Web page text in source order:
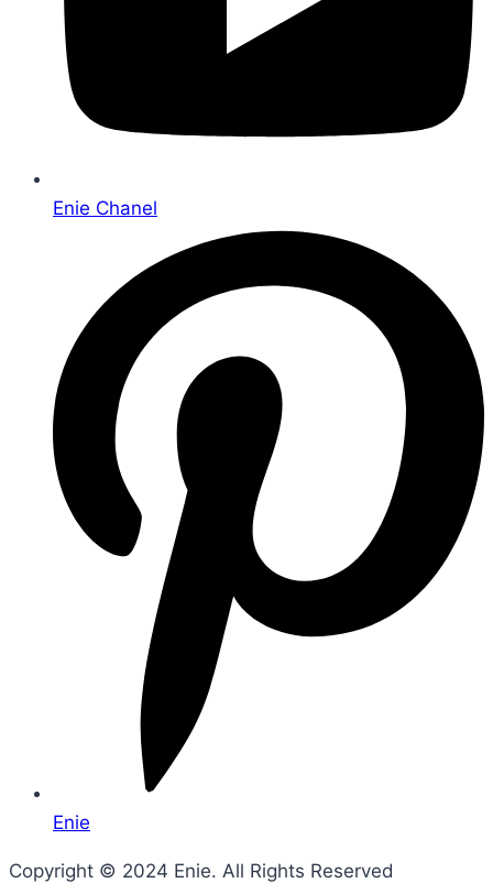
Enie Chanel
Enie
Copyright © 2024 Enie. All Rights Reserved